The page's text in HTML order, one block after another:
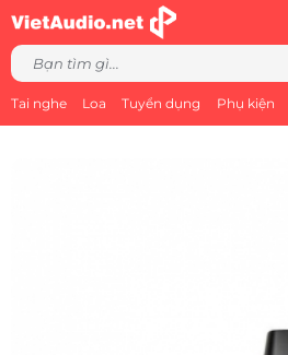
Tai nghe Loa Tuyển dụng Phụ kiện